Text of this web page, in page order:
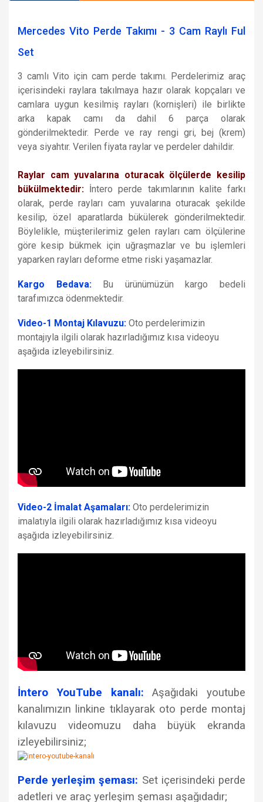
Mercedes Vito Perde Takımı - 3 Cam Raylı Ful
Set
3 camlı Vito için cam perde takımı. Perdelerimiz araç
içerisindeki raylara takılmaya hazır olarak kopçaları ve
camlara uygun kesilmiş rayları (kornişleri) ile birlikte
arka kapak camı da dahil 6 parça olarak
gönderilmektedir. Perde ve ray rengi gri, bej (krem)
veya siyahtır. Verilen fiyata raylar ve perdeler dahildir.
Raylar cam yuvalarına oturacak ölçülerde kesilip
bükülmektedir: İntero perde takımlarının kalite farkı
olarak, perde rayları cam yuvalarına oturacak şekilde
kesilip, özel aparatlarda bükülerek gönderilmektedir.
Böylelikle, müşterilerimiz gelen rayları cam ölçülerine
göre kesip bükmek için uğraşmazlar ve bu işlemleri
yaparken rayları deforme etme riski yaşamazlar.
Kargo Bedava: Bu ürünümüzün kargo bedeli
tarafımızca ödenmektedir.
Video-1 Montaj Kılavuzu: Oto perdelerimizin
montajıyla ilgili olarak hazırladığımız kısa videoyu
aşağıda izleyebilirsiniz.
Video-2 İmalat Aşamaları: Oto perdelerimizin
imalatıyla ilgili olarak hazırladığımız kısa videoyu
aşağıda izleyebilirsiniz.
İntero YouTube kanalı:
Aşağıdaki youtube
kanalımızın linkine tıklayarak oto perde montaj
kılavuzu videomuzu daha büyük ekranda
izleyebilirsiniz;
Perde yerleşim şeması: Set içerisindeki perde
adetleri ve araç yerleşim şeması aşağıdadır;